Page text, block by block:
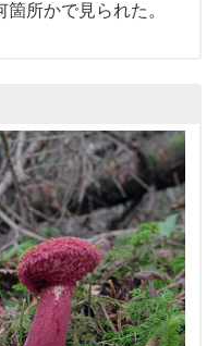
所かで見られた。